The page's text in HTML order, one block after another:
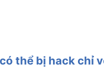
thể bị hack chỉ